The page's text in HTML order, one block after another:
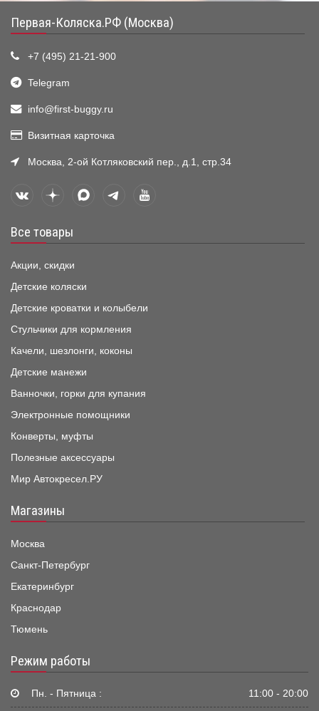
Первая-Коляска.РФ (Москва)
+7 (495) 21-21-900
Telegram
info@first-buggy.ru
Визитная карточка
Москва, 2-ой Котляковский пер., д.1, стр.34
Все товары
Акции, скидки
Детские коляски
Детские кроватки и колыбели
Стульчики для кормления
Качели, шезлонги, коконы
Детские манежи
Ванночки, горки для купания
Электронные помощники
Конверты, муфты
Полезные аксессуары
Мир Автокресел.РУ
Магазины
Москва
Санкт-Петербург
Екатеринбург
Краснодар
Тюмень
Режим работы
Пн. - Пятница : 11:00 - 20:00